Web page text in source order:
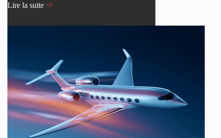
Lire la suite